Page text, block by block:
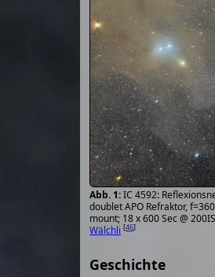
IC 4592:
doublet APO Refraktor,
mount; 18 x 600 Sec @
Wälchli [46]
Geschichte